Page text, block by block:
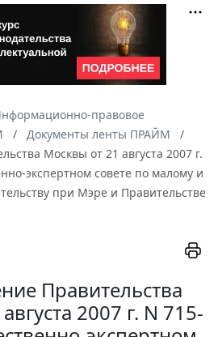
правовое
Документы ленты ПРАЙМ
Москвы от 21 августа 2007 г.
экспертном совете по малому и
при Мэре и Правительстве
Правительства
2007 г. N 715-